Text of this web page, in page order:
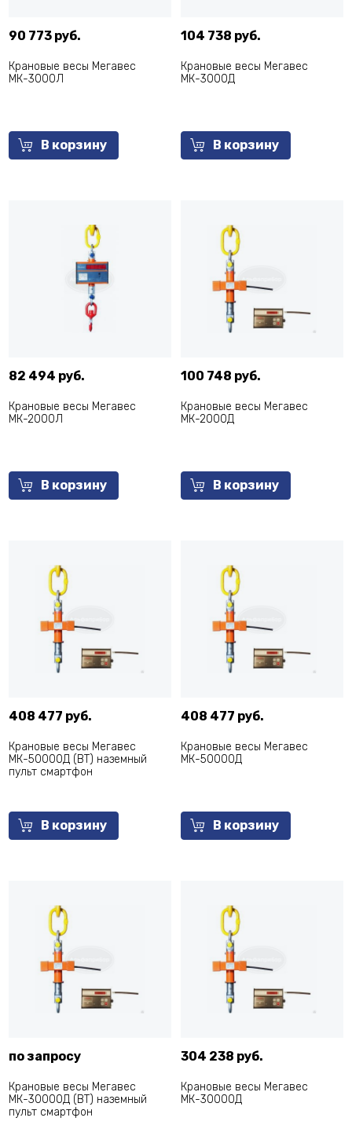
90 773 руб.
Крановые весы Мегавес
МК-3000Л
В корзину
104 738 руб.
Крановые весы Мегавес
МК-3000Д
В корзину
82 494 руб.
Крановые весы Мегавес
МК-2000Л
В корзину
100 748 руб.
Крановые весы Мегавес
МК-2000Д
В корзину
408 477 руб.
Крановые весы Мегавес
МК-50000Д (ВТ) наземный
пульт смартфон
В корзину
408 477 руб.
Крановые весы Мегавес
МК-50000Д
В корзину
по запросу
Крановые весы Мегавес
МК-30000Д (ВТ) наземный
пульт смартфон
304 238 руб.
Крановые весы Мегавес
МК-30000Д